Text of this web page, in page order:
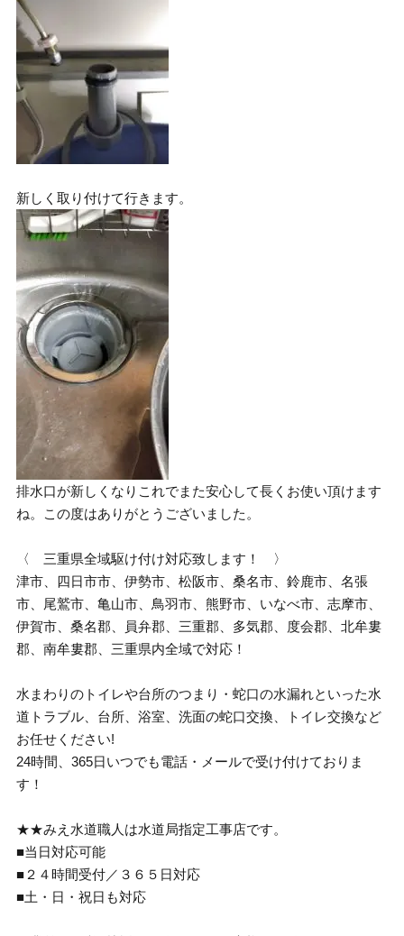
新しく取り付けて行きます。
排水口が新しくなりこれでまた安心して長くお使い頂けます
ね。この度はありがとうございました。
〈 三重県全域駆け付け対応致します！ 〉
津市、四日市市、伊勢市、松阪市、桑名市、鈴鹿市、名張
市、尾鷲市、亀山市、鳥羽市、熊野市、いなべ市、志摩市、
伊賀市、桑名郡、員弁郡、三重郡、多気郡、度会郡、北牟婁
郡、南牟婁郡、三重県内全域で対応！
水まわりのトイレや台所のつまり・蛇口の水漏れといった水
道トラブル、台所、浴室、洗面の蛇口交換、トイレ交換など
お任せください!
24時間、365日いつでも電話・メールで受け付けておりま
す！
★★みえ水道職人は水道局指定工事店です。
■当日対応可能
■２４時間受付／３６５日対応
■土・日・祝日も対応